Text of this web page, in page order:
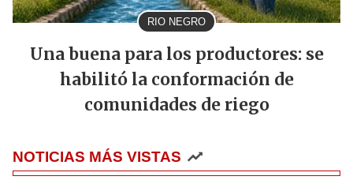
RIO NEGRO
Una buena para los productores: se
habilitó la conformación de
comunidades de riego
NOTICIAS MÁS VISTAS